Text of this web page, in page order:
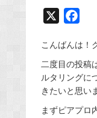
c
e
b
o
o
こんばんは！
二度目の投稿
ルタリングに
きたいと思い
まずピアプロ